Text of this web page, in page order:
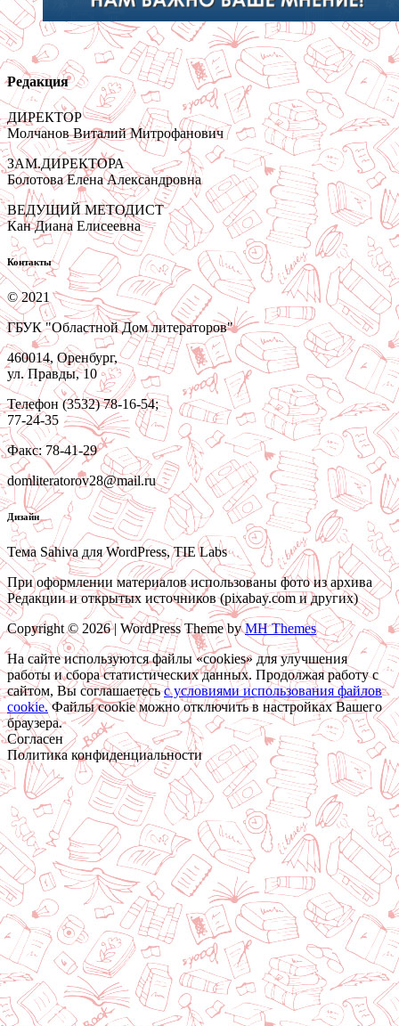
Редакция
ДИРЕКТОР
Молчанов Виталий Митрофанович
ЗАМ.ДИРЕКТОРА
Болотова Елена Александровна
ВЕДУЩИЙ МЕТОДИСТ
Кан Диана Елисеевна
Контакты
© 2021
ГБУК "Областной Дом литераторов"
460014, Оренбург,
ул. Правды, 10
Телефон (3532) 78-16-54;
77-24-35
Факс: 78-41-29
domliteratorov28@mail.ru
Дизайн
Тема Sahiva для WordPress, TIE Labs
При оформлении материалов использованы фото из архива
Редакции и открытых источников (pixabay.com и других)
Copyright © 2026 | WordPress Theme byMH Themes
На сайте используются файлы «cookies» для улучшения
работы и сбора статистических данных. Продолжая работу с
сайтом, Вы соглашаетесьc условиями использования файлов
cookie.Файлы cookie можно отключить в настройках Вашего
браузера.
Согласен
Политика конфиденциальности